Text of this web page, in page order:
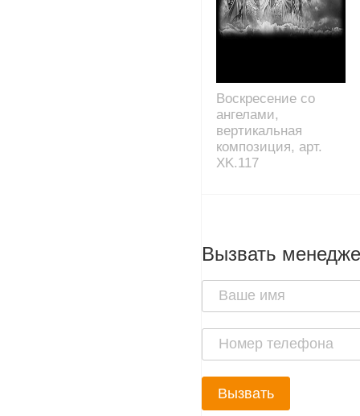
Воскресение со
ангелами,
вертикальная
композиция, арт.
XK.117
Вызвать
Вызвать